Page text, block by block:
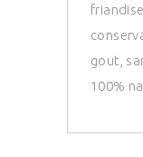
gout,
100%